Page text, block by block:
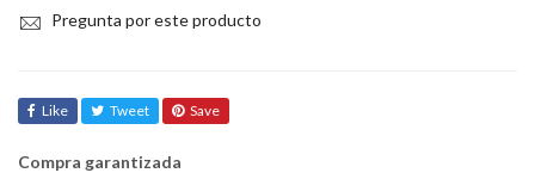
Pregunta por este producto
Like Tweet Save
Compra garantizada